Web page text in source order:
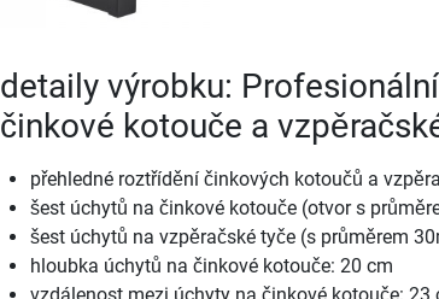
detaily výrobku:
činkové kotouče a
přehledné roztřídění činkových kotoučů a
šest úchytů na činkové kotouče (otvor s
šest úchytů na vzpěračské tyče (s průměrem
hloubka úchytů na činkové kotouče: 20 cm
vzdálenost mezi úchyty na činkové kotouče: 23